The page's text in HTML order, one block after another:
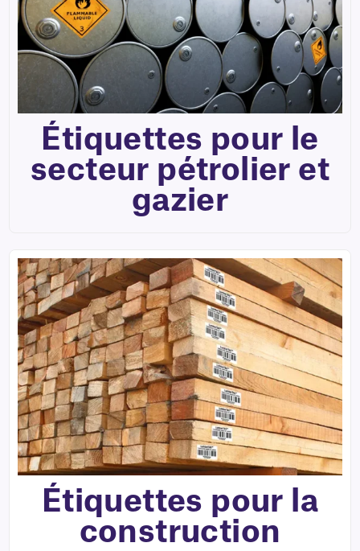
Étiquettes pour le
secteur pétrolier et
gazier
Étiquettes pour la
construction